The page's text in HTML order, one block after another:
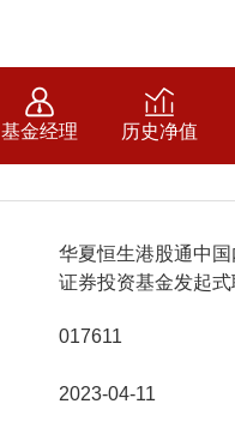
基金经理 历史净值
华夏恒生港股通中
证券投资基金发起
017611
2023-04-11